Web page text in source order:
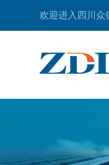
欢迎进入四川众